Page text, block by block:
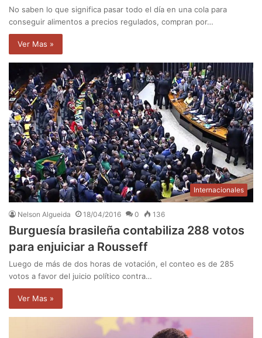
No saben lo que significa pasar todo el día en una cola para
conseguir alimentos a precios regulados, compran por…
Ver Mas »
Internacionales
Nelson Algueida 18/04/2016 0 136
Burguesía brasileña contabiliza 288 votos
para enjuiciar a Rousseff
Luego de más de dos horas de votación, el conteo es de 285
votos a favor del juicio político contra…
Ver Mas »